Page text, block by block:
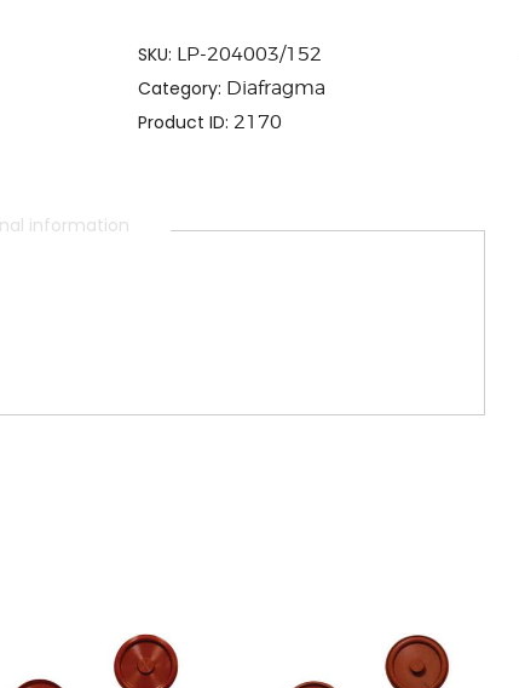
SKU: LP-204003/152
Category: Diafragma
Product ID: 2170
information